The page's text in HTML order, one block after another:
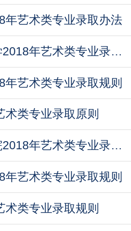
年艺术类专业录取办法
桂林电子科技大学2018年艺术类专业录取规则
艺术类专业录取规则
类专业录取原则
陕西学前师范学院2018年艺术类专业录取规则
艺术类专业录取规则
类专业录取规则